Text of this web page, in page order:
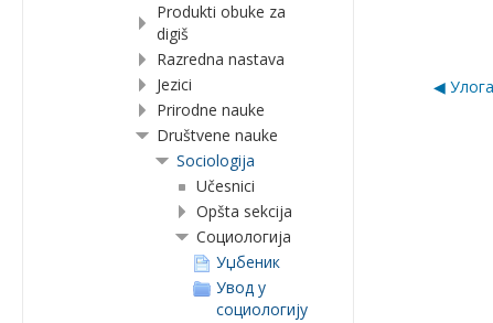
◀︎
Produkti obuke za
digiš
Razredna nastava
Jezici
Prirodne nauke
Društvene nauke
Sociologija
Učesnici
Opšta sekcija
Социологија
Уџбеник
Увод у
социологију